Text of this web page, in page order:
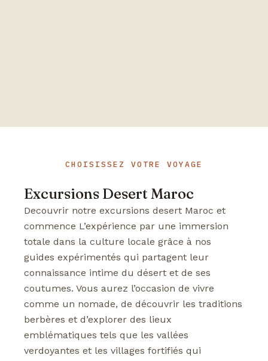
CHOISISSEZ VOTRE VOYAGE
Excursions Desert Maroc
Decouvrir notre excursions desert Maroc et
commence L’expérience par une immersion
totale dans la culture locale grâce à nos
guides expérimentés qui partagent leur
connaissance intime du désert et de ses
coutumes. Vous aurez l’occasion de vivre
comme un nomade, de découvrir les traditions
berbères et d’explorer des lieux
emblématiques tels que les vallées
verdoyantes et les villages fortifiés qui